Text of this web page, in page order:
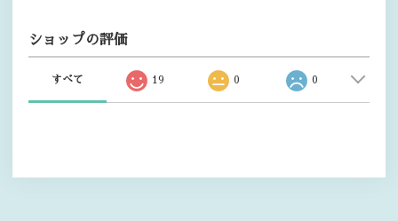
ショップの評価
すべて 19 0 0